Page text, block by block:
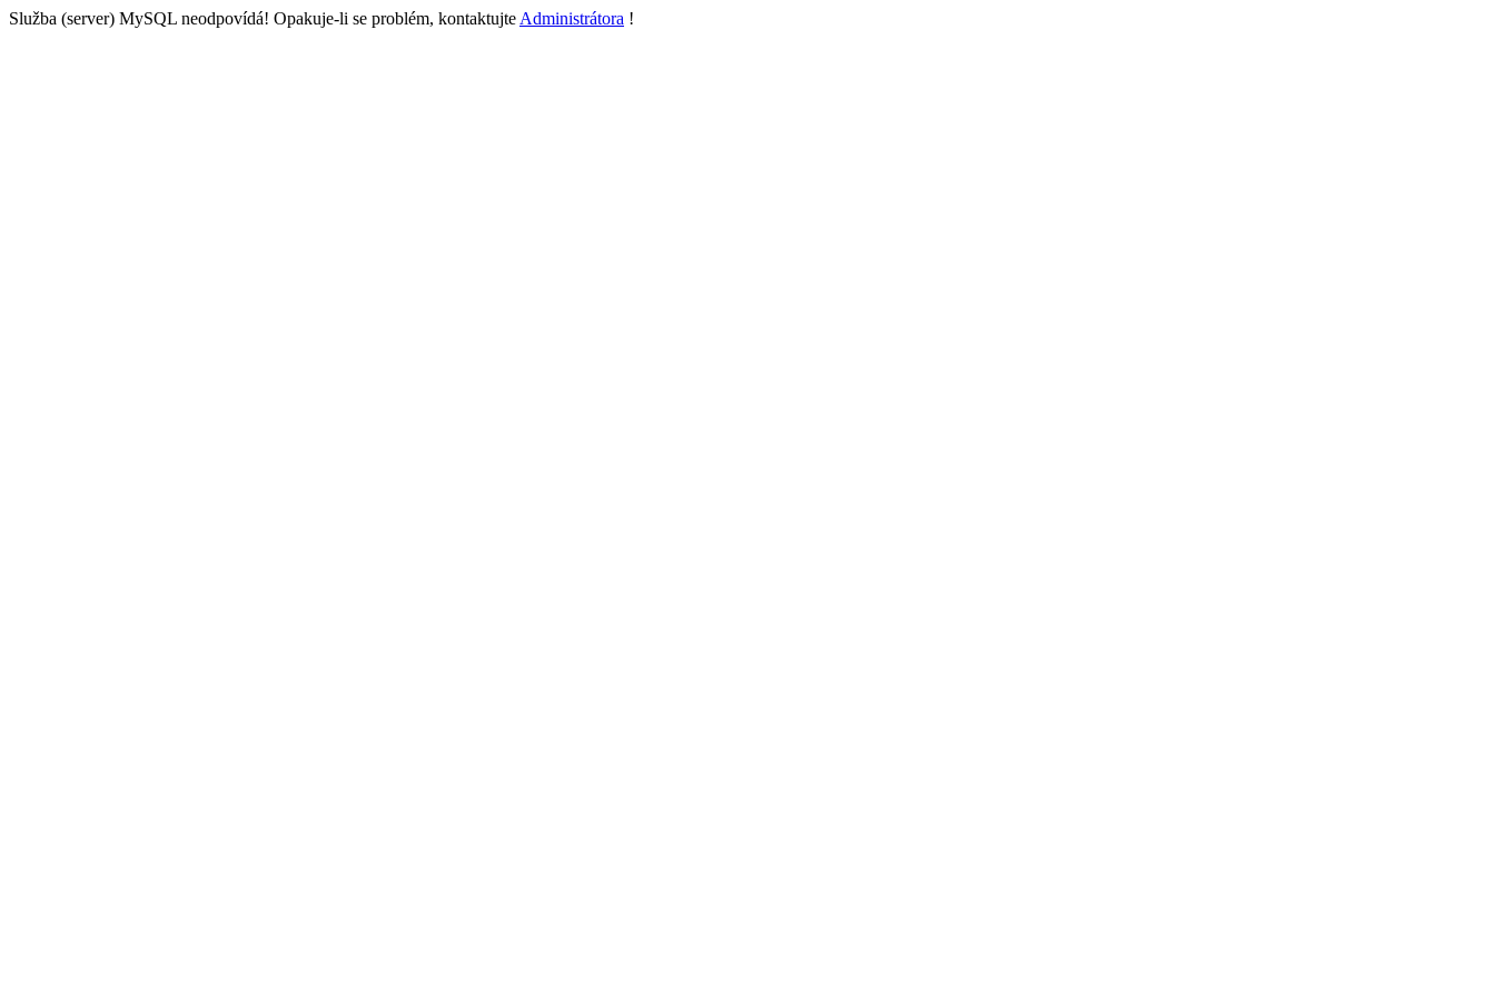
Služba (server) MySQL neodpovídá! Opakuje-li se problém, kontaktujte Administrátora !